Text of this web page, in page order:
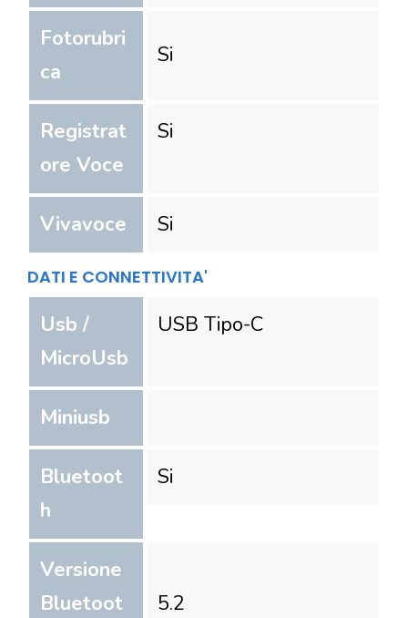
Fotorubri
ca
Si
Registrat
ore Voce
Si
Vivavoce Si
DATI E CONNETTIVITA'
Usb /
MicroUsb
USB Tipo-C
Miniusb
Bluetoot
h
Si
Versione
Bluetoot
5.2